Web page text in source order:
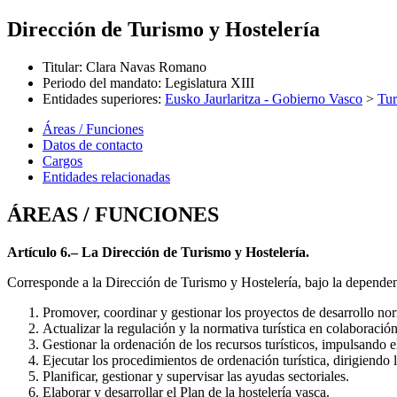
Dirección de Turismo y Hostelería
Titular: Clara Navas Romano
Periodo del mandato: Legislatura XIII
Entidades superiores: Eusko Jaurlaritza - Gobierno Vasco >
Áreas / Funciones
Datos de contacto
Cargos
Entidades relacionadas
ÁREAS / FUNCIONES
Artículo 6.– La Dirección de Turismo y Hostelería.
Corresponde a la Dirección de Turismo y Hostelería, bajo la
Promover, coordinar y gestionar los proyectos de desarrollo
Actualizar la regulación y la normativa turística en
Gestionar la ordenación de los recursos turísticos,
Ejecutar los procedimientos de ordenación turística,
Planificar, gestionar y supervisar las ayudas sectoriales.
Elaborar y desarrollar el Plan de la hostelería vasca.